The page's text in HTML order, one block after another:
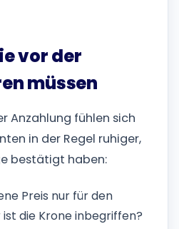
vor der
müssen
Anzahlung fühlen sich
in der Regel ruhiger,
bestätigt haben:
Preis nur für den
die Krone inbegriffen?